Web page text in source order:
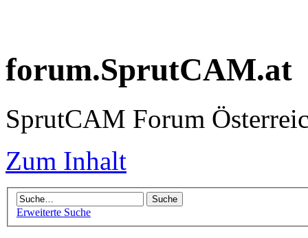
forum.SprutCAM.at
SprutCAM Forum
Zum Inhalt
Erweiterte Suche